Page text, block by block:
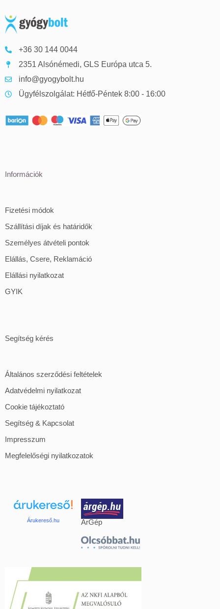
+36 30 144 0044
2351 Alsónémedi, GLS Európa utca 5.
info@gyogybolt.hu
Ügyfélszolgálat: Hétfő-Péntek 8:00 - 16:00
Információk
Fizetési módok
Szállítási díjak és határidők
Személyes átvételi pontok
Elállás, Csere, Reklamáció
Elállási nyilatkozat
GYIK
Segítség kérés
Általános szerződési feltételek
Adatvédelmi nyilatkozat
Cookie tájékoztató
Segítség & Kapcsolat
Impresszum
Megfelelőségi nyilatkozatok
Árukereső.hu ÁrGép